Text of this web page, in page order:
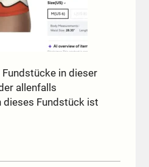
in dieser
allenfalls
Fundstück ist